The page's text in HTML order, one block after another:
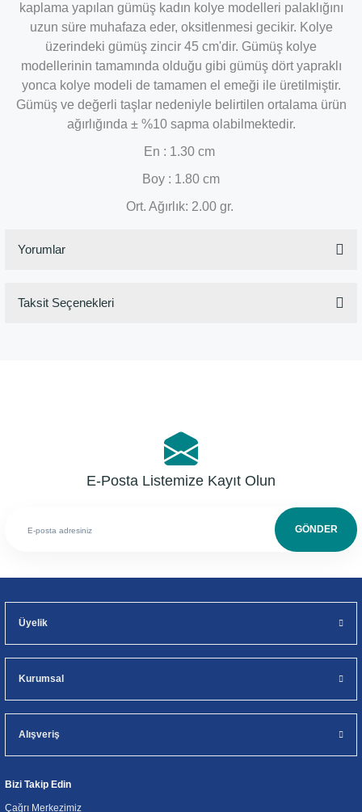
kaplama yapılan gümüş kadın kolye modelleri palaklığını
uzun süre muhafaza eder, oksitlenmesi gecikir. Kolye
üzerindeki gümüş zincir 45 cm'dir. Gümüş kolye
modellerinin tamamında olduğu gibi gümüş dört yapraklı
yonca kolye modeli de tamamen el emeği ile üretilmiştir.
Gümüş ve değerli taşlar nedeniyle belirtilen ortalama ürün
ağırlığında ± %10 sapma olabilmektedir.
En : 1.30 cm
Boy : 1.80 cm
Ort. Ağırlık: 2.00 gr.
Yorumlar
Taksit Seçenekleri
E-Posta Listemize Kayıt Olun
GÖNDER
Üyelik
Kurumsal
Alışveriş
Bizi Takip Edin
Çağrı Merkezimiz